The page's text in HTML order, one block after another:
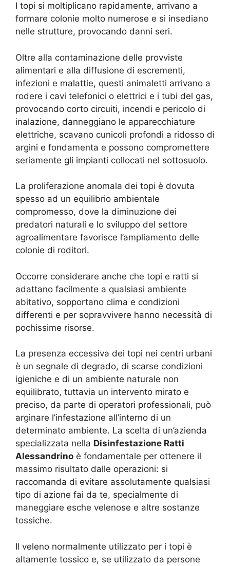
I topi si moltiplicano rapidamente, arrivano a
formare colonie molto numerose e si insediano
nelle strutture, provocando danni seri.
Oltre alla contaminazione delle provviste
alimentari e alla diffusione di escrementi,
infezioni e malattie, questi animaletti arrivano a
rodere i cavi telefonici o elettrici e i tubi del gas,
provocando corto circuiti, incendi e pericolo di
inalazione, danneggiano le apparecchiature
elettriche, scavano cunicoli profondi a ridosso di
argini e fondamenta e possono compromettere
seriamente gli impianti collocati nel sottosuolo.
La proliferazione anomala dei topi è dovuta
spesso ad un equilibrio ambientale
compromesso, dove la diminuzione dei
predatori naturali e lo sviluppo del settore
agroalimentare favorisce l’ampliamento delle
colonie di roditori.
Occorre considerare anche che topi e ratti si
adattano facilmente a qualsiasi ambiente
abitativo, sopportano clima e condizioni
differenti e per sopravvivere hanno necessità di
pochissime risorse.
La presenza eccessiva dei topi nei centri urbani
è un segnale di degrado, di scarse condizioni
igieniche e di un ambiente naturale non
equilibrato, tuttavia un intervento mirato e
preciso, da parte di operatori professionali, può
arginare l’infestazione all’interno di un
determinato ambiente. La scelta di un’azienda
specializzata nella Disinfestazione Ratti
Alessandrino è fondamentale per ottenere il
massimo risultato dalle operazioni: si
raccomanda di evitare assolutamente qualsiasi
tipo di azione fai da te, specialmente di
maneggiare esche velenose e altre sostanze
tossiche.
Il veleno normalmente utilizzato per i topi è
altamente tossico e, se utilizzato da persone